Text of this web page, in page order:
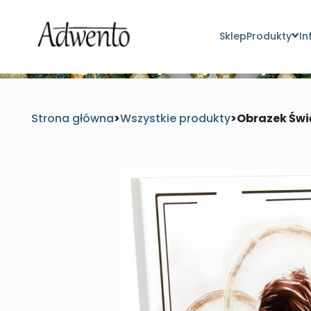
SklepProdukty
Strona główna>Wszystkie produkty>Obrazek